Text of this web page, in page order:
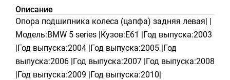
Описание
Опора подшипника колеса (цапфа) задняя левая| |
Модель:BMW 5 series |Кузов:E61 |Год выпуска:2003
|Год выпуска:2004 |Год выпуска:2005 |Год
выпуска:2006 |Год выпуска:2007 |Год выпуска:2008
|Год выпуска:2009 |Год выпуска:2010|